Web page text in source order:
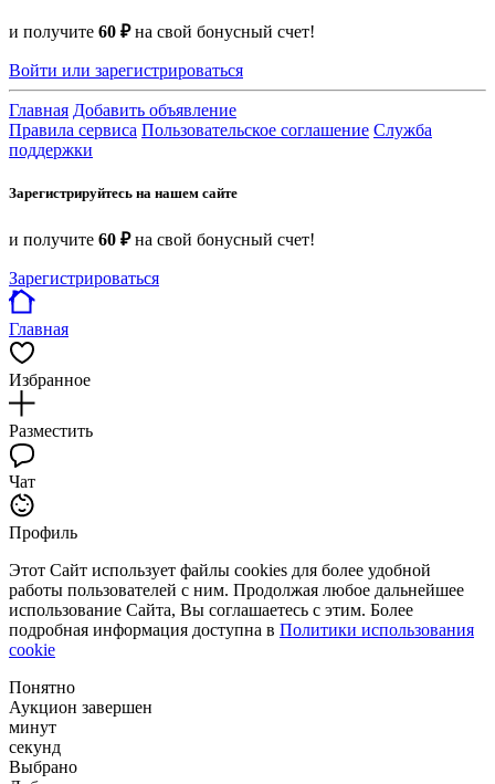
и получите 60 ₽на свой бонусный счет!
Войти или зарегистрироваться
Главная Добавить объявление
Правила сервиса Пользовательское соглашение Служба
поддержки
Зарегистрируйтесь на нашем сайте
и получите 60 ₽на свой бонусный счет!
Зарегистрироваться
Главная
Избранное
Разместить
Чат
Профиль
Этот Сайт использует файлы cookies для более удобной
работы пользователей с ним. Продолжая любое дальнейшее
использование Сайта, Вы соглашаетесь с этим. Более
подробная информация доступна в Политики использования
cookie
Понятно
Аукцион завершен
минут
секунд
Выбрано